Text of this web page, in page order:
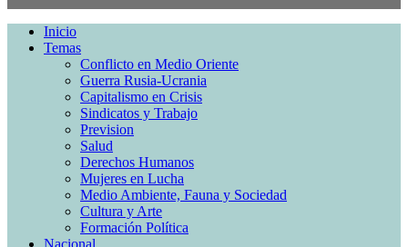
Inicio
Temas
Conflicto en Medio Oriente
Guerra Rusia-Ucrania
Capitalismo en Crisis
Sindicatos y Trabajo
Prevision
Salud
Derechos Humanos
Mujeres en Lucha
Medio Ambiente, Fauna y Sociedad
Cultura y Arte
Formación Política
Nacional